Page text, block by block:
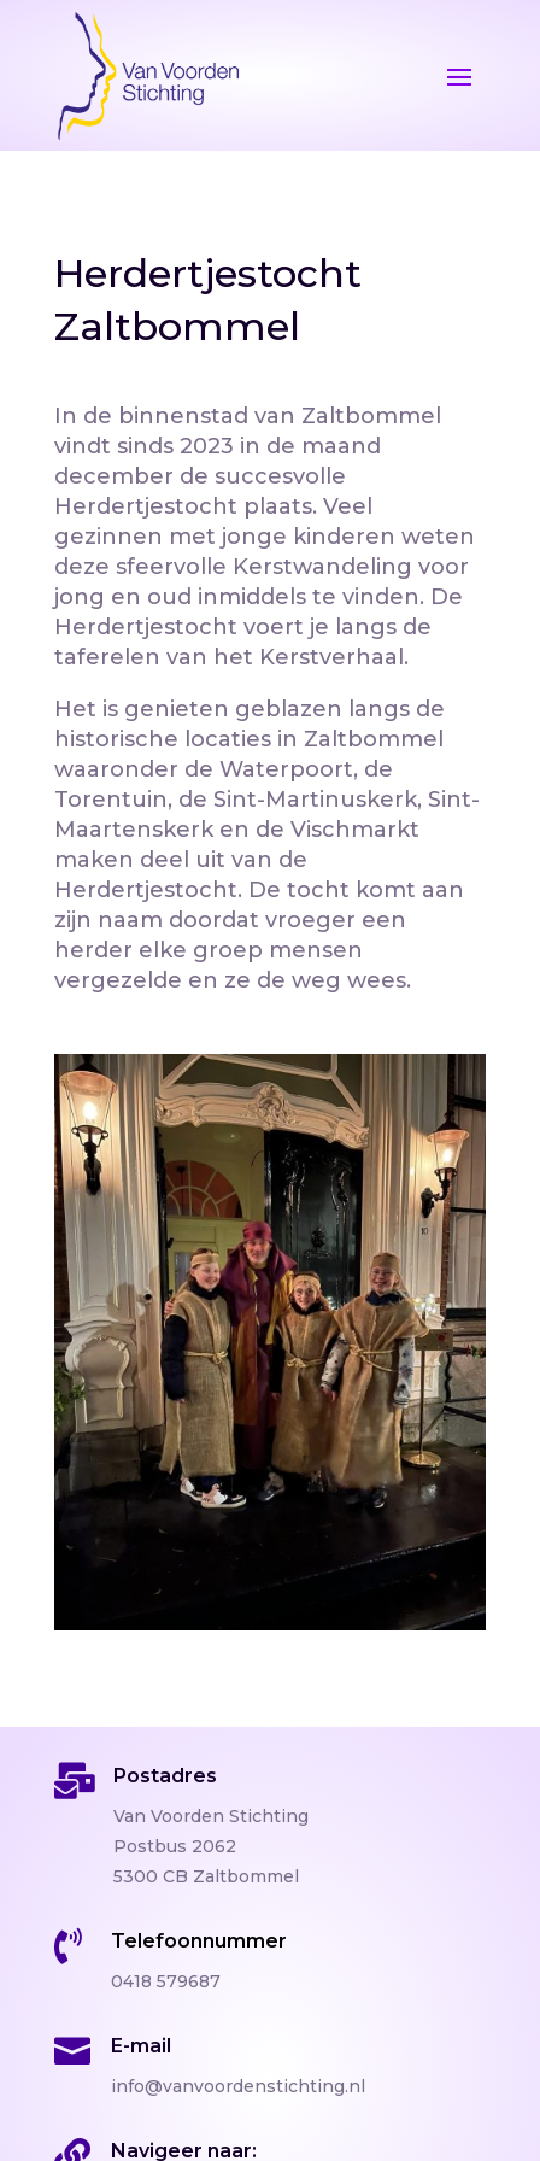
Herdertjestocht
Zaltbommel
In de binnenstad van Zaltbommel
vindt sinds 2023 in de maand
december de succesvolle
Herdertjestocht plaats. Veel
gezinnen met jonge kinderen weten
deze sfeervolle Kerstwandeling voor
jong en oud inmiddels te vinden. De
Herdertjestocht voert je langs de
taferelen van het Kerstverhaal.
Het is genieten geblazen langs de
historische locaties in Zaltbommel
waaronder de Waterpoort, de
Torentuin, de Sint-Martinuskerk, Sint-
Maartenskerk en de Vischmarkt
maken deel uit van de
Herdertjestocht. De tocht komt aan
zijn naam doordat vroeger een
herder elke groep mensen
vergezelde en ze de weg wees.
 Postadres
Van Voorden Stichting
Postbus 2062
5300 CB Zaltbommel
 Telefoonnummer
0418 579687
 E-mail
info@vanvoordenstichting.nl
Navigeer naar: